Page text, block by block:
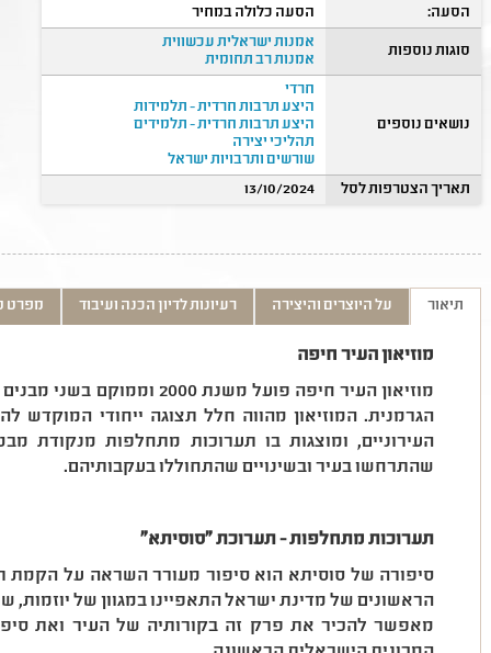
הסעה:
הסעה כלולה במחיר
סוגות נוספות
אמנות ישראלית עכשווית
אמנות רב תחומית
נושאים נוספים
חרדי
היצע תרבות חרדית - תלמידות
היצע תרבות חרדית - תלמידים
תהליכי יצירה
שורשים ותרבויות ישראל
תאריך הצטרפות לסל
13/10/2024
תיאור על היוצרים והיצירה רעיונות לדיון הכנה ועיבוד מפרט
מוזיאון העיר חיפה
מוזיאון העיר חיפה פועל
הגרמנית. המוזיאון מהווה חלל תצוגה ייחודי המוקדש
העירוניים, ומוצגות בו תערוכות מתחלפות מנקודת
שהתרחשו בעיר ובשינויים שהתחוללו בעקבותיהם.
תערוכות מתחלפות - תערוכת ״סוסיתא״
סיפורה של סוסיתא הוא סיפור מעורר השראה על הקמת
הראשונים של מדינת ישראל התאפיינו במגוון של יוזמות,
מאפשר להכיר את פרק זה בקורותיה של העיר ואת